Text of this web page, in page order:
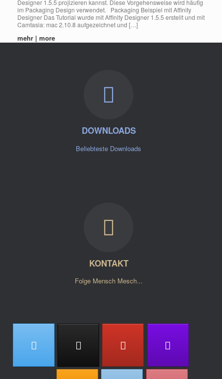
Designer 1.5.5 projizieren kannst. Diese Vorgehensweise wird häufig
im Packaging Design verwendet. Packaging Beispiel mit Affinity
Designer Das Tutorial wurde mit Affinity Designer 1.5.5 erstellt und mit
Camtasia: mac 2.10.8 aufgezeichnet und […]
mehr | more
DOWNLOADS
Beliebteste Downloads
KONTAKT
Folge Mensch Mesch...